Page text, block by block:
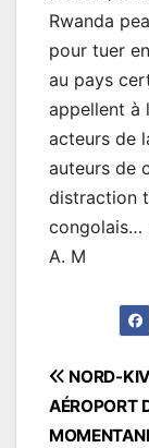
Rwanda
pour tuer
au pays
appellent à
acteurs de
auteurs de
distraction
congolais…
A. M
de
NORD-
AÉROPORT